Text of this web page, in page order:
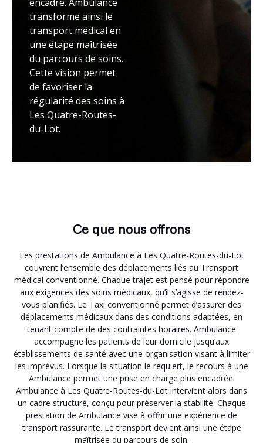
encadré. Ambulance
transforme ainsi le
transport médical en
une étape maîtrisée
du parcours de soins.
Cette vision permet
de favoriser la
régularité des soins à
Les Quatre-Routes-
du-Lot.
Ce que nous offrons
Les prestations de Ambulance à Les Quatre-Routes-du-Lot
couvrent l’ensemble des déplacements liés au Transport
médical conventionné. Chaque trajet est pensé pour répondre
aux exigences des soins médicaux, qu’il s’agisse de rendez-
vous planifiés. Le Taxi conventionné permet d’assurer des
déplacements médicaux dans des conditions adaptées, en
tenant compte de des contraintes horaires. Ambulance
accompagne les patients de leur domicile jusqu’aux
établissements de santé avec une organisation visant à limiter
les imprévus. Lorsque la situation le requiert, le recours à une
Ambulance permet une prise en charge plus encadrée.
Ambulance à Les Quatre-Routes-du-Lot intervient alors dans
un cadre structuré, conçu pour préserver la stabilité. Chaque
prestation de Ambulance vise à offrir une expérience de
transport rassurante. Le transport devient ainsi une étape
maîtrisée du parcours de soin.